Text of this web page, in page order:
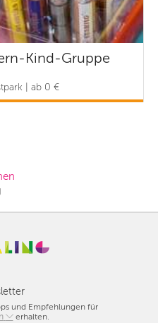
Kind-Gruppe
| ab 0 €
und Empfehlungen für
erhalten.